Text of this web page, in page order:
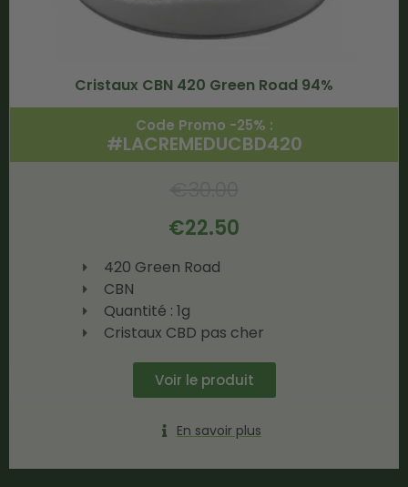
Cristaux CBN 420 Green Road 94%
Code Promo -25% :
#LACREMEDUCBD420
€22.50
420 Green Road
CBN
Quantité : 1g
Cristaux CBD pas cher
Voir le produit
En savoir plus